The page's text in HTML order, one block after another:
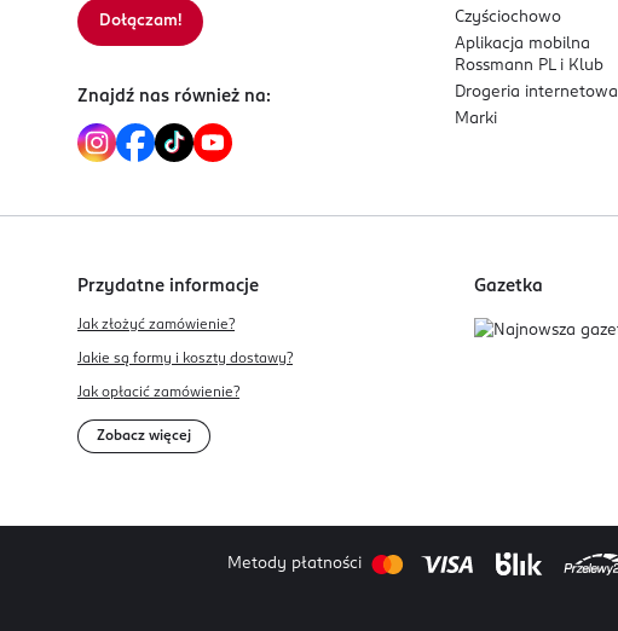
Dołączam!
Znajdź nas również na:
Czyściochowo
Aplikacja mobilna
Rossmann PL i Klub
Drogeria internetowa
Marki
Przydatne informacje
Jak złożyć zamówienie?
Jakie są formy i koszty dostawy?
Jak opłacić zamówienie?
Zobacz więcej
Gazetka
Metody płatności